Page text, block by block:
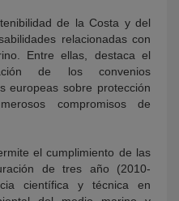
de la Costa y del
relacionadas con
Entre ellas, destaca el
de los convenios
europeas sobre protección
compromisos de
el cumplimiento de las
de tres año (2010-
científica y técnica en